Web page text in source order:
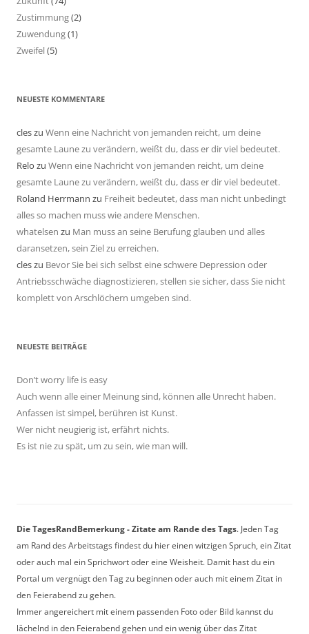
Zustimmung(2)
Zuwendung(1)
Zweifel(5)
NEUESTE KOMMENTARE
cleszu Wenn eine Nachricht von jemanden reicht, um deine
gesamte Laune zu verändern, weißt du, dass er dir viel bedeutet.
Relo zu Wenn eine Nachricht von jemanden reicht, um deine
gesamte Laune zu verändern, weißt du, dass er dir viel bedeutet.
Roland Herrmann zu Freiheit bedeutet, dass man nicht unbedingt
alles so machen muss wie andere Menschen.
whatelsen zu Man muss an seine Berufung glauben und alles
daransetzen, sein Ziel zu erreichen.
cleszu Bevor Sie bei sich selbst eine schwere Depression oder
Antriebsschwäche diagnostizieren, stellen sie sicher, dass Sie nicht
komplett von Arschlöchern umgeben sind.
NEUESTE BEITRÄGE
Don’t worry life is easy
Auch wenn alle einer Meinung sind, können alle Unrecht haben.
Anfassen ist simpel, berühren ist Kunst.
Wer nicht neugierig ist, erfährt nichts.
Es ist nie zu spät, um zu sein, wie man will.
Die TagesRandBemerkung - Zitate am Rande des Tags. Jeden Tag
am Rand des Arbeitstags findest du hier einen witzigen Spruch, ein Zitat
oder auch mal ein Sprichwort oder eine Weisheit. Damit hast du ein
Portal um vergnügt den Tag zu beginnen oder auch mit einem Zitat in
den Feierabend zu gehen.
Immer angereichert mit einem passenden Foto oder Bild kannst du
lächelnd in den Feierabend gehen und ein wenig über das Zitat